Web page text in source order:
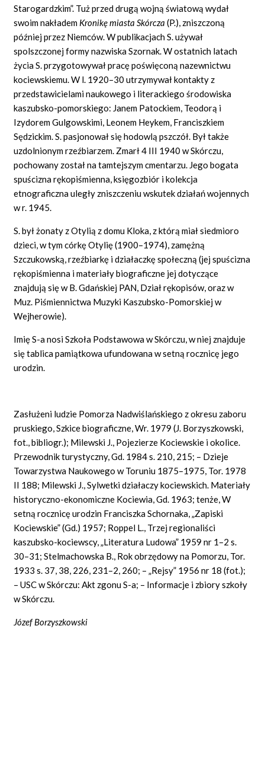
Starogardzkim”. Tuż przed drugą wojną światową wydał
swoim nakładem Kronikę miasta Skórcza(P.), zniszczoną
później przez Niemców. W publikacjach S. używał
spolszczonej formy nazwiska Szornak. W ostatnich latach
życia S. przygotowywał pracę poświęconą nazewnictwu
kociewskiemu. W l. 1920–30 utrzymywał kontakty z
przedstawicielami naukowego i literackiego środowiska
kaszubsko-pomorskiego: Janem Patockiem, Teodorą i
Izydorem Gulgowskimi, Leonem Heykem, Franciszkiem
Sędzickim. S. pasjonował się hodowlą pszczół. Był także
uzdolnionym rzeźbiarzem. Zmarł 4 III 1940 w Skórczu,
pochowany został na tamtejszym cmentarzu. Jego bogata
spuścizna rękopiśmienna, księgozbiór i kolekcja
etnograficzna uległy zniszczeniu wskutek działań wojennych
w r. 1945.
S. był żonaty z Otylią z domu Kloka, z którą miał siedmioro
dzieci, w tym córkę Otylię (1900–1974), zamężną
Szczukowską, rzeźbiarkę i działaczkę społeczną (jej spuścizna
rękopiśmienna i materiały biograficzne jej dotyczące
znajdują się w B. Gdańskiej PAN, Dział rękopisów, oraz w
Muz. Piśmiennictwa Muzyki Kaszubsko-Pomorskiej w
Wejherowie).
Imię S-a nosi Szkoła Podstawowa w Skórczu, w niej znajduje
się tablica pamiątkowa ufundowana w setną rocznicę jego
urodzin.
Zasłużeni ludzie Pomorza Nadwiślańskiego z okresu zaboru
pruskiego, Szkice biograficzne, Wr. 1979 (J. Borzyszkowski,
fot., bibliogr.); Milewski J., Pojezierze Kociewskie i okolice.
Przewodnik turystyczny, Gd. 1984 s. 210, 215; – Dzieje
Towarzystwa Naukowego w Toruniu 1875–1975, Tor. 1978
II 188; Milewski J., Sylwetki działaczy kociewskich. Materiały
historyczno-ekonomiczne Kociewia, Gd. 1963; tenże, W
setną rocznicę urodzin Franciszka Schornaka, „Zapiski
Kociewskie” (Gd.) 1957; Roppel L., Trzej regionaliści
kaszubsko-kociewscy, „Literatura Ludowa” 1959 nr 1–2 s.
30–31; Stelmachowska B., Rok obrzędowy na Pomorzu, Tor.
1933 s. 37, 38, 226, 231–2, 260; – „Rejsy” 1956 nr 18 (fot.);
– USC w Skórczu: Akt zgonu S-a; – Informacje i zbiory szkoły
w Skórczu.
Józef Borzyszkowski